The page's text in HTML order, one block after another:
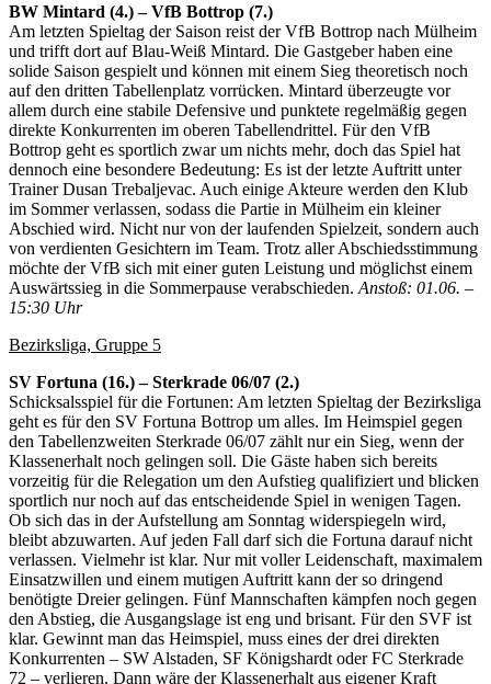
BW Mintard (4.) – VfB Bottrop (7.)
Am letzten Spieltag der Saison reist der VfB Bottrop nach Mülheim
und trifft dort auf Blau-Weiß Mintard. Die Gastgeber haben eine
solide Saison gespielt und können mit einem Sieg theoretisch noch
auf den dritten Tabellenplatz vorrücken. Mintard überzeugte vor
allem durch eine stabile Defensive und punktete regelmäßig gegen
direkte Konkurrenten im oberen Tabellendrittel. Für den VfB
Bottrop geht es sportlich zwar um nichts mehr, doch das Spiel hat
dennoch eine besondere Bedeutung: Es ist der letzte Auftritt unter
Trainer Dusan Trebaljevac. Auch einige Akteure werden den Klub
im Sommer verlassen, sodass die Partie in Mülheim ein kleiner
Abschied wird. Nicht nur von der laufenden Spielzeit, sondern auch
von verdienten Gesichtern im Team. Trotz aller Abschiedsstimmung
möchte der VfB sich mit einer guten Leistung und möglichst einem
Auswärtssieg in die Sommerpause verabschieden. Anstoß: 01.06. –
15:30 Uhr
Bezirksliga, Gruppe 5
SV Fortuna (16.) – Sterkrade 06/07 (2.)
Schicksalsspiel für die Fortunen: Am letzten Spieltag der Bezirksliga
geht es für den SV Fortuna Bottrop um alles. Im Heimspiel gegen
den Tabellenzweiten Sterkrade 06/07 zählt nur ein Sieg, wenn der
Klassenerhalt noch gelingen soll. Die Gäste haben sich bereits
vorzeitig für die Relegation um den Aufstieg qualifiziert und blicken
sportlich nur noch auf das entscheidende Spiel in wenigen Tagen.
Ob sich das in der Aufstellung am Sonntag widerspiegeln wird,
bleibt abzuwarten. Auf jeden Fall darf sich die Fortuna darauf nicht
verlassen. Vielmehr ist klar. Nur mit voller Leidenschaft, maximalem
Einsatzwillen und einem mutigen Auftritt kann der so dringend
benötigte Dreier gelingen. Fünf Mannschaften kämpfen noch gegen
den Abstieg, die Ausgangslage ist eng und brisant. Für den SVF ist
klar. Gewinnt man das Heimspiel, muss eines der drei direkten
Konkurrenten – SW Alstaden, SF Königshardt oder FC Sterkrade
72 – verlieren. Dann wäre der Klassenerhalt aus eigener Kraft